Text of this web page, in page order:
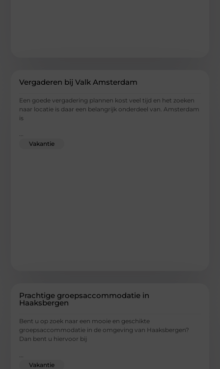
Vergaderen bij Valk Amsterdam
Een goede vergadering plannen kost veel tijd en het zoeken
naar locatie is daar een belangrijk onderdeel van. Amsterdam
is
...
Vakantie
Prachtige groepsaccommodatie in
Haaksbergen
Bent u op zoek naar een mooie en geschikte
groepsaccommodatie in de omgeving van Haaksbergen?
Dan bent u hiervoor bij
Vakantie